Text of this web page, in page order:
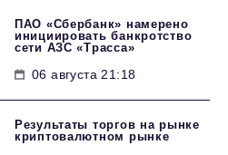
ПАО «Сбербанк» намерено
инициировать банкротство
сети АЗС «Трасса»
06 августа 21:18
Результаты торгов на рынке
криптовалютном рынке